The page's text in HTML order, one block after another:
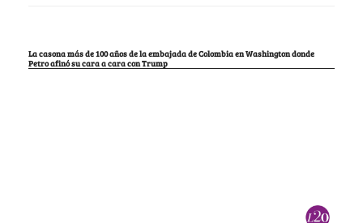
La casona más de 100 años de la embajada de Colombia en Washington donde
Petro afinó su cara a cara con Trump